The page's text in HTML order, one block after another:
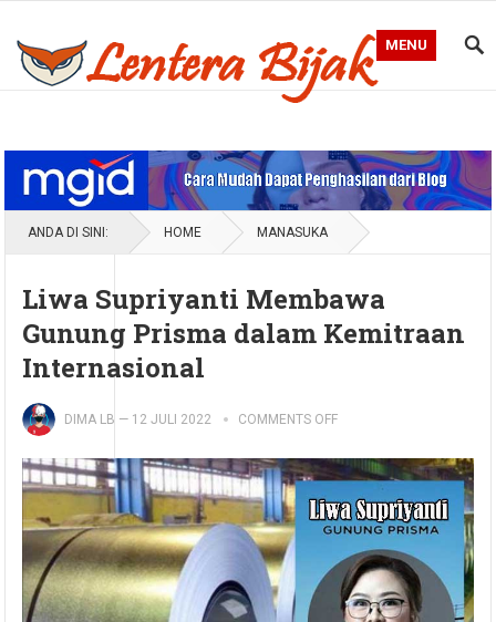
MENU
ANDA DI SINI: HOME MANASUKA
Liwa Supriyanti Membawa
Gunung Prisma dalam Kemitraan
Internasional
DIMA LB — 12 JULI 2022 COMMENTS OFF